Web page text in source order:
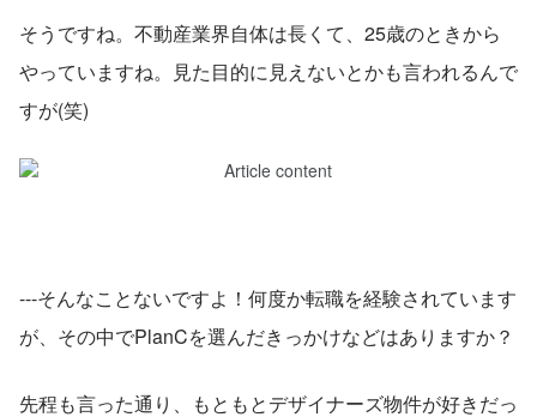
そうですね。不動産業界自体は長くて、25歳のときから
やっていますね。見た目的に見えないとかも言われるんで
すが(笑)
---そんなことないですよ！何度か転職を経験されています
が、その中でPlanCを選んだきっかけなどはありますか？
先程も言った通り、もともとデザイナーズ物件が好きだっ